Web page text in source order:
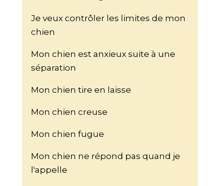
Je veux contrôler les limites de mon
chien
Mon chien est anxieux suite à une
séparation
Mon chien tire en laisse
Mon chien creuse
Mon chien fugue
Mon chien ne répond pas quand je
l'appelle